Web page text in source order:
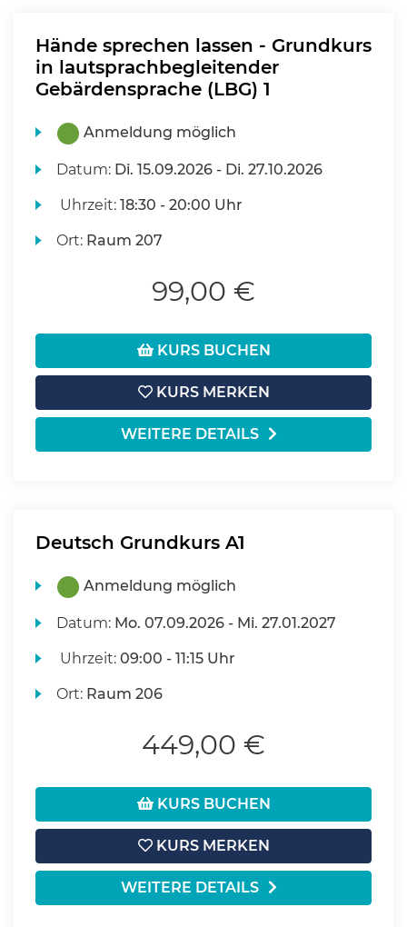
Hände sprechen lassen - Grundkurs
in lautsprachbegleitender
Gebärdensprache (LBG) 1
Anmeldung möglich
Datum: Di. 15.09.2026 - Di. 27.10.2026
Uhrzeit:18:30 - 20:00 Uhr
Ort: Raum 207
99,00 €
KURS BUCHEN
KURS MERKEN
WEITERE DETAILS
Deutsch Grundkurs A1
Anmeldung möglich
Datum: Mo. 07.09.2026 - Mi. 27.01.2027
Uhrzeit:09:00 - 11:15 Uhr
Ort: Raum 206
449,00 €
KURS BUCHEN
KURS MERKEN
WEITERE DETAILS